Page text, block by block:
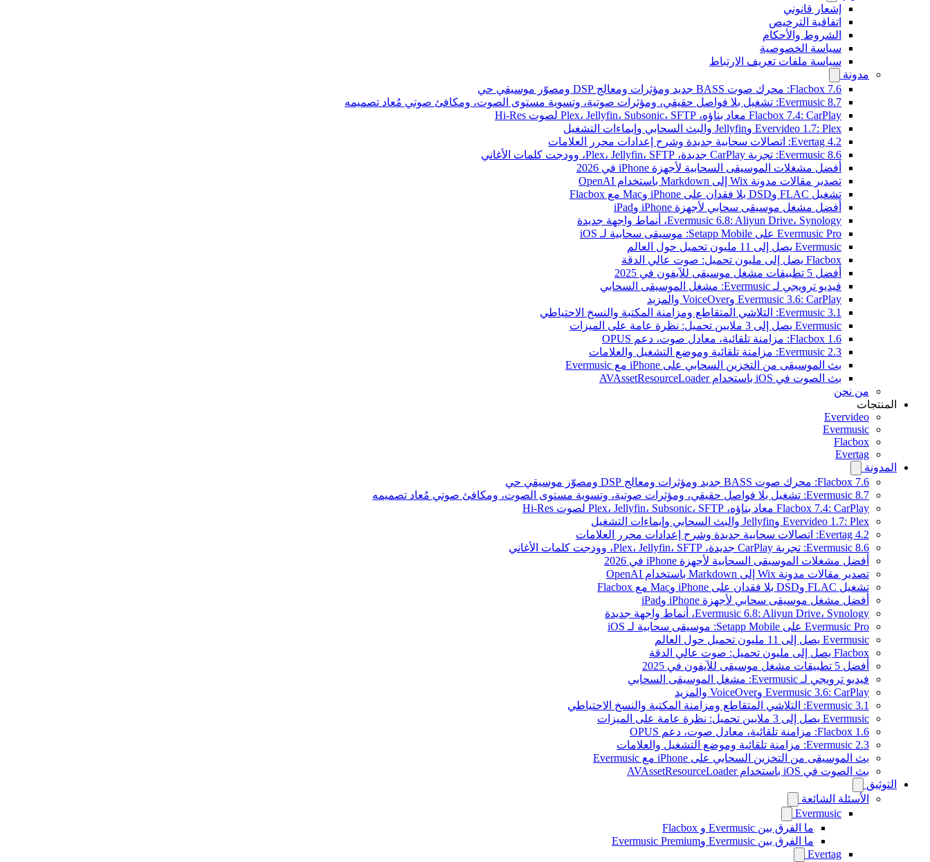
إشعار قانوني
اتفاقية الترخيص
الشروط والأحكام
سياسة الخصوصية
سياسة ملفات تعريف الارتباط
مدونة
Flacbox 7.6: محرك صوت BASS جديد ومؤثرات ومعالج DSP ومصوّر موسيقي حي
Evermusic 8.7: تشغيل بلا فواصل حقيقي، ومؤثرات صوتية، وتسوية مستوى الصوت، ومكافئ صوتي مُعاد تصميمه
Flacbox 7.4: CarPlay معاد بناؤه، Plex، Jellyfin، Subsonic، SFTP لصوت Hi-Res
Evervideo 1.7: Plex وJellyfin والبث السحابي وإيماءات التشغيل
Evertag 4.2: اتصالات سحابية جديدة وشرح إعدادات محرر العلامات
Evermusic 8.6: تجربة CarPlay جديدة، Plex، Jellyfin، SFTP، وودجت كلمات الأغاني
أفضل مشغلات الموسيقى السحابية لأجهزة iPhone في 2026
تصدير مقالات مدونة Wix إلى Markdown باستخدام OpenAI
تشغيل FLAC وDSD بلا فقدان على iPhone وMac مع Flacbox
أفضل مشغل موسيقى سحابي لأجهزة iPhone وiPad
Evermusic 6.8: Aliyun Drive، Synology، أنماط واجهة جديدة
Evermusic Pro على Setapp Mobile: موسيقى سحابية لـ iOS
Evermusic يصل إلى 11 مليون تحميل حول العالم
Flacbox يصل إلى مليون تحميل: صوت عالي الدقة
أفضل 5 تطبيقات مشغل موسيقى للآيفون في 2025
فيديو ترويجي لـ Evermusic: مشغل الموسيقى السحابي
Evermusic 3.6: CarPlay وVoiceOver والمزيد
Evermusic 3.1: التلاشي المتقاطع ومزامنة المكتبة والنسخ الاحتياطي
Evermusic يصل إلى 3 ملايين تحميل: نظرة عامة على الميزات
Flacbox 1.6: مزامنة تلقائية، معادل صوت، دعم OPUS
Evermusic 2.3: مزامنة تلقائية وموضع التشغيل والعلامات
بث الموسيقى من التخزين السحابي على iPhone مع Evermusic
بث الصوت في iOS باستخدام AVAssetResourceLoader
من نحن
المنتجات
Evervideo
Evermusic
Flacbox
Evertag
المدونة
Flacbox 7.6: محرك صوت BASS جديد ومؤثرات ومعالج DSP ومصوّر موسيقي حي
Evermusic 8.7: تشغيل بلا فواصل حقيقي، ومؤثرات صوتية، وتسوية مستوى الصوت، ومكافئ صوتي مُعاد تصميمه
Flacbox 7.4: CarPlay معاد بناؤه، Plex، Jellyfin، Subsonic، SFTP لصوت Hi-Res
Evervideo 1.7: Plex وJellyfin والبث السحابي وإيماءات التشغيل
Evertag 4.2: اتصالات سحابية جديدة وشرح إعدادات محرر العلامات
Evermusic 8.6: تجربة CarPlay جديدة، Plex، Jellyfin، SFTP، وودجت كلمات الأغاني
أفضل مشغلات الموسيقى السحابية لأجهزة iPhone في 2026
تصدير مقالات مدونة Wix إلى Markdown باستخدام OpenAI
تشغيل FLAC وDSD بلا فقدان على iPhone وMac مع Flacbox
أفضل مشغل موسيقى سحابي لأجهزة iPhone وiPad
Evermusic 6.8: Aliyun Drive، Synology، أنماط واجهة جديدة
Evermusic Pro على Setapp Mobile: موسيقى سحابية لـ iOS
Evermusic يصل إلى 11 مليون تحميل حول العالم
Flacbox يصل إلى مليون تحميل: صوت عالي الدقة
أفضل 5 تطبيقات مشغل موسيقى للآيفون في 2025
فيديو ترويجي لـ Evermusic: مشغل الموسيقى السحابي
Evermusic 3.6: CarPlay وVoiceOver والمزيد
Evermusic 3.1: التلاشي المتقاطع ومزامنة المكتبة والنسخ الاحتياطي
Evermusic يصل إلى 3 ملايين تحميل: نظرة عامة على الميزات
Flacbox 1.6: مزامنة تلقائية، معادل صوت، دعم OPUS
Evermusic 2.3: مزامنة تلقائية وموضع التشغيل والعلامات
بث الموسيقى من التخزين السحابي على iPhone مع Evermusic
بث الصوت في iOS باستخدام AVAssetResourceLoader
التوثيق
الأسئلة الشائعة
Evermusic
ما الفرق بين Evermusic و Flacbox
ما الفرق بين Evermusic وEvermusic Premium
Evertag